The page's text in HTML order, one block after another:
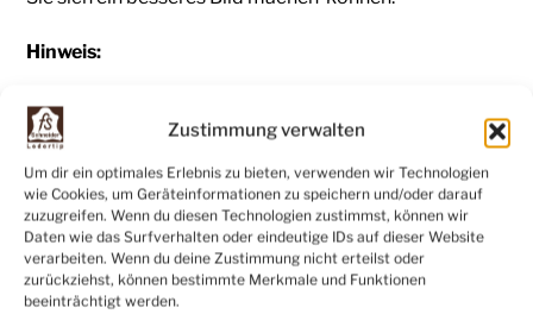
Zustimmung verwalten
Um dir ein optimales Erlebnis zu bieten, verwenden wir Technologien
wie Cookies, um Geräteinformationen zu speichern und/oder darauf
zuzugreifen. Wenn du diesen Technologien zustimmst, können wir
Daten wie das Surfverhalten oder eindeutige IDs auf dieser Website
verarbeiten. Wenn du deine Zustimmung nicht erteilst oder
zurückziehst, können bestimmte Merkmale und Funktionen
beeinträchtigt werden.
Hinweis:
Leder ist ein langlebiges Naturprodukt und kann
deshalb leicht Schrammen, Kratzer, Abschürfungen,
Lochstellen aufweisen. Das sind jedoch keine Mängel,
sondern vielmehr ein Ausdruck der Natürlichkeit und
der Einzigartigkeit jeder einzelnen Lederhaut.
Bei Fragen zum Produkt oder andern Anfragen